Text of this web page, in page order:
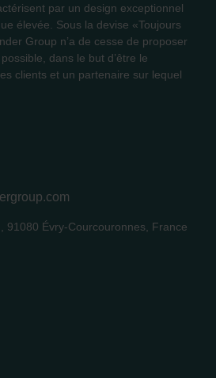
par un design exceptionnel
élevée. Sous la devise «Toujours
Group n’a de cesse de proposer
dans le but d’être le
clients et un partenaire sur lequel
91080 Évry-Courcouronnes, France